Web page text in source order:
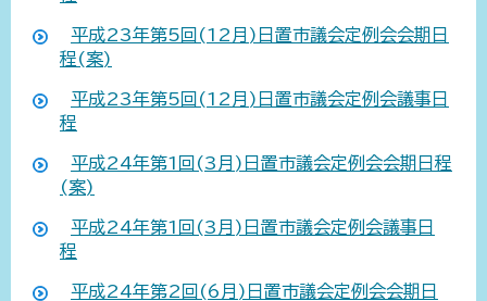
平成23年第5回(12月)日置市議会定例会会期日
程(案)
平成23年第5回(12月)日置市議会定例会議事日
程
平成24年第1回(3月)日置市議会定例会会期日程
(案)
平成24年第1回(3月)日置市議会定例会議事日
程
平成24年第2回(6月)日置市議会定例会会期日